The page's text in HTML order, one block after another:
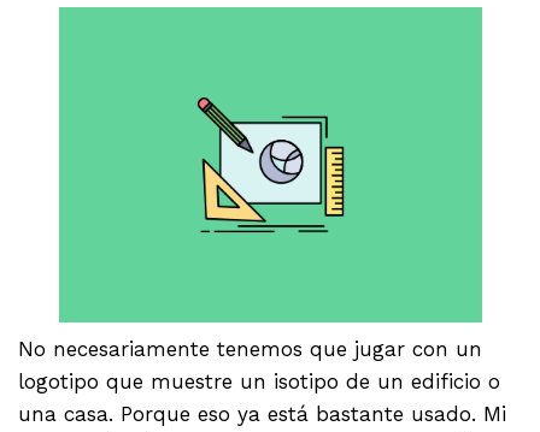
No necesariamente tenemos que jugar con un
logotipo que muestre un isotipo de un edificio o
una casa. Porque eso ya está bastante usado. Mi